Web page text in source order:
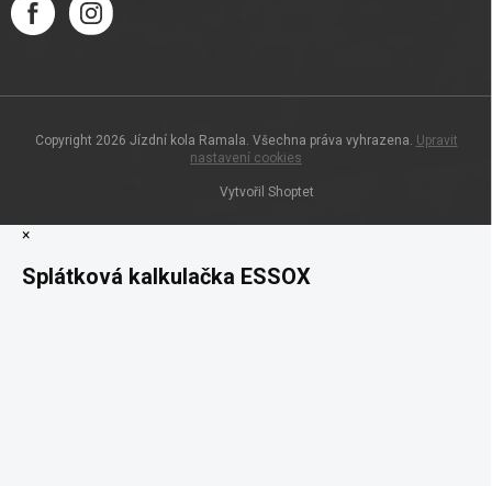
Vytvořil Shoptet
Copyright 2026 Jízdní kola Ramala. Všechna práva vyhrazena. Upravit
nastavení cookies
×
Splátková kalkulačka ESSOX